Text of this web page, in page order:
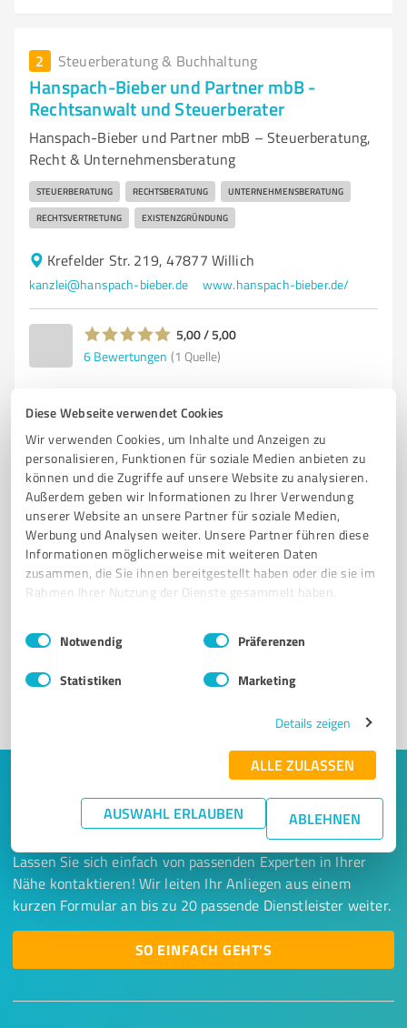
Diese Webseite verwendet Cookies
Wir verwenden Cookies, um Inhalte und Anzeigen zu
personalisieren, Funktionen für soziale Medien anbieten zu
können und die Zugriffe auf unsere Website zu analysieren.
Außerdem geben wir Informationen zu Ihrer Verwendung
unserer Website an unsere Partner für soziale Medien,
Werbung und Analysen weiter. Unsere Partner führen diese
Informationen möglicherweise mit weiteren Daten
zusammen, die Sie ihnen bereitgestellt haben oder die sie im
Rahmen Ihrer Nutzung der Dienste gesammelt haben.
Impressum Datenschutzbestimmungen
Einwilligungsauswahl
Notwendig Präferenzen
Statistiken Marketing
Details zeigen
ALLE ZULASSEN
AUSWAHL ERLAUBEN ABLEHNEN
2 Steuerberatung & Buchhaltung
Hanspach-Bieber und Partner mbB -
Rechtsanwalt und Steuerberater
Hanspach-Bieber und Partner mbB – Steuerberatung,
Recht & Unternehmensberatung
STEUERBERATUNG RECHTSBERATUNG UNTERNEHMENSBERATUNG
RECHTSVERTRETUNG EXISTENZGRÜNDUNG
Krefelder Str. 219, 47877 Willich
kanzlei@hanspach-bieber.de www.hanspach-bieber.de/
5,00 / 5,00
6 Bewertungen (1 Quelle)
Sie möchten auch hier gelistet werden?
Kunden empfohlener ProvenExpert!
Keine Zeit für lange Recherchen und E-
Mails? Jetzt Angebote empfangen!
Lassen Sie sich einfach von passenden Experten in Ihrer
Nähe kontaktieren! Wir leiten Ihr Anliegen aus einem
kurzen Formular an bis zu 20 passende Dienstleister weiter.
SO EINFACH GEHT'S